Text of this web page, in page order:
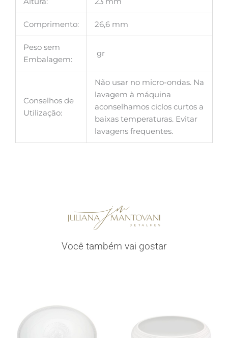
Comprimento: 26,6 mm
Peso sem
Embalagem:
gr
Conselhos de
Utilização:
Não usar no micro-ondas. Na
lavagem à máquina
aconselhamos ciclos curtos a
baixas temperaturas. Evitar
lavagens frequentes.
Você também vai gostar